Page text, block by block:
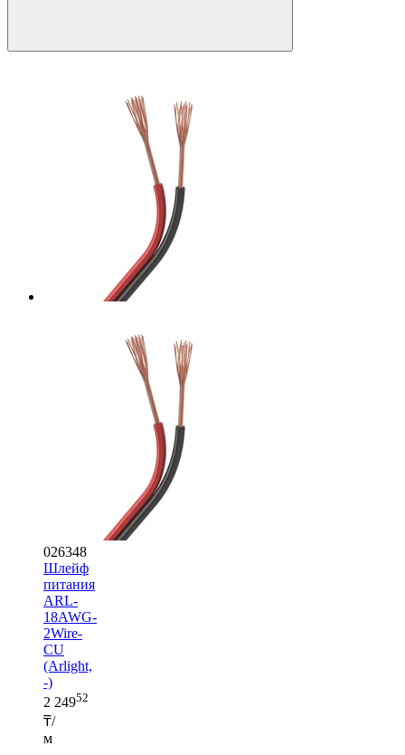
026348
Шлейф
питания
ARL-
18AWG-
2Wire-
CU
(Arlight,
-)
2 24952
₸/
м